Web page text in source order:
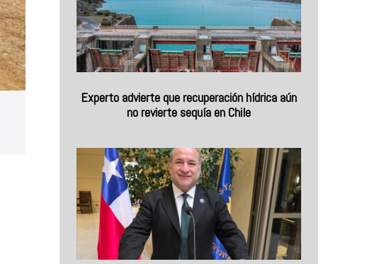
Experto advierte que recuperación hídrica aún
no revierte sequía en Chile